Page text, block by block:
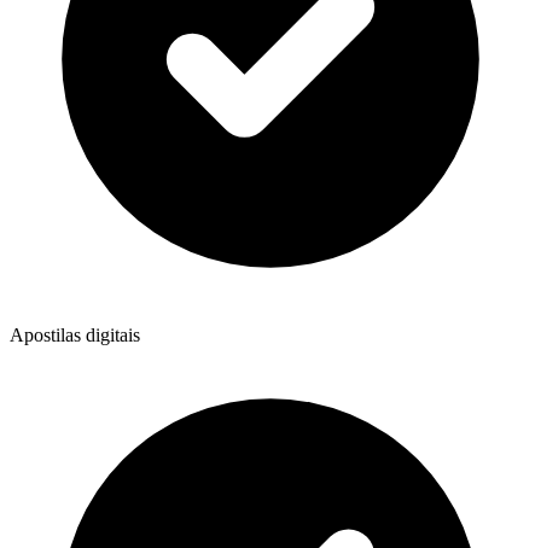
Apostilas digitais